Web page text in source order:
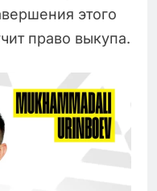
этого
право выкупа.